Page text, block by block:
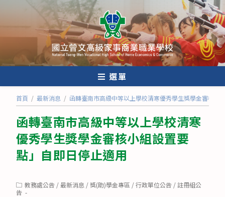
內
選單
首頁 / 最新消息 / 函轉臺南市高級中等以上學校清寒優秀學生獎學金審核小
函轉臺南市高級中等以上學校清寒
優秀學生獎學金審核小組設置要
點」自即日停止適用
Post
category:
教務處公告 /最新消息 /獎(助)學金專區 /行政單位公告 /註冊組公
告